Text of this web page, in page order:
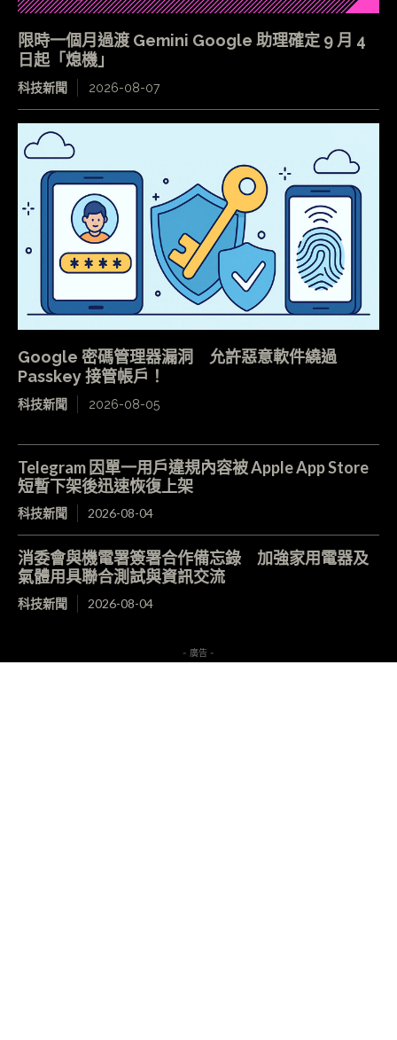
限時一個月過渡 Gemini Google 助理確定 9 月 4
日起「熄機」
科技新聞 2026-08-07
Google 密碼管理器漏洞 允許惡意軟件繞過
Passkey 接管帳戶！
科技新聞 2026-08-05
Telegram 因單一用戶違規內容被 Apple App Store
短暫下架後迅速恢復上架
科技新聞 2026-08-04
消委會與機電署簽署合作備忘錄 加強家用電器及
氣體用具聯合測試與資訊交流
科技新聞 2026-08-04
- 廣告 -